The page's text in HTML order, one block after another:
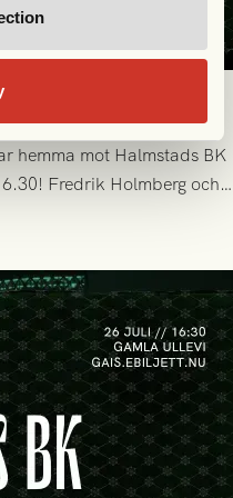
BK 26/7
hemma mot Halmstads BK
Fredrik Holmberg och
till matchen: